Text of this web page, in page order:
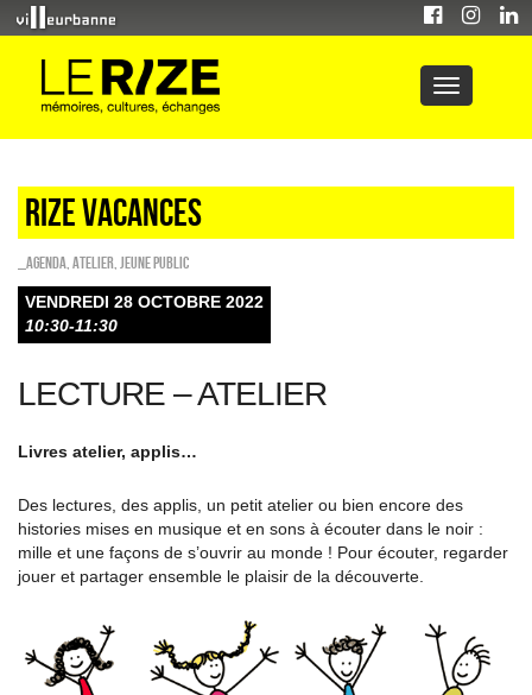
Rize Vacances
_Agenda Atelier Jeune public
VENDREDI 28 OCTOBRE 2022
10:30-11:30
LECTURE – ATELIER
Livres atelier, applis…
Des lectures, des applis, un petit atelier ou bien encore des
histories mises en musique et en sons à écouter dans le noir :
mille et une façons de s’ouvrir au monde ! Pour écouter, regarder
jouer et partager ensemble le plaisir de la découverte.